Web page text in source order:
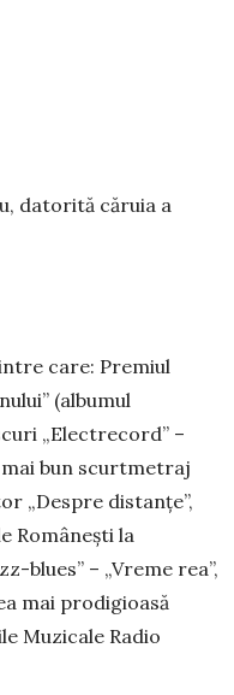
da­torită căruia a
care: Pre­miul
(albu­mul
„Elec­tre­cord” –
mai bun scurtmetraj
„Despre distanţe”,
Româneşti la
blues” – „Vreme rea”,
mai prodigioasă
Muzicale Radio